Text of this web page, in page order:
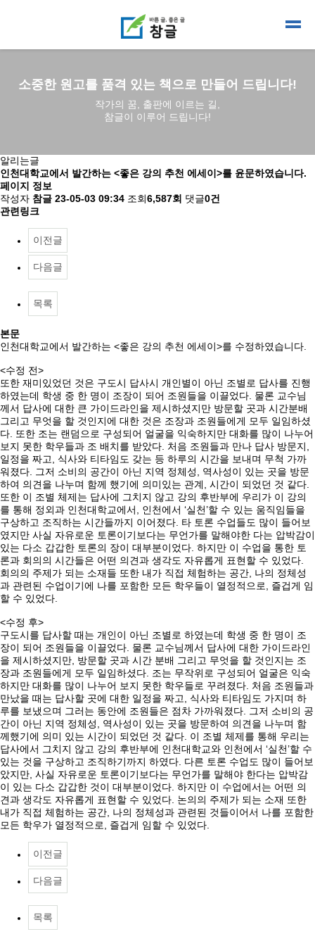
소중한 원고를 품격 있는 책으로 만들어 드립니다!
작가의 꿈, 출판에 이르는 길,
참글이 이루어 드립니다!
알리는글
인천대학교에서 발간하는 <좋은 강의 추천 에세이>를 윤문하였습니다.
페이지 정보
작성자 참글 23-05-03 09:34 조회6,587회 댓글0건
관련링크
이전글
다음글
목록
본문
인천대학교에서 발간하는 <좋은 강의 추천 에세이>를 수정하였습니다.
<수정 전>
또한 재미있었던 것은 구도시 답사시 개인별이 아닌 조별로 답사를 진행
하였는데 학생 중 한 명이 조장이 되어 조원들을 이끌었다. 물론 교수님
께서 답사에 대한 큰 가이드라인을 제시하셨지만 방문할 곳과 시간분배
그리고 무엇을 할 것인지에 대한 것은 조장과 조원들에게 모두 일임하셨
다. 또한 조는 랜덤으로 구성되어 얼굴을 익숙하지만 대화를 많이 나누어
보지 못한 학우들과 조 배치를 받았다. 처음 조원들과 만나 답사 방문지,
일정을 짜고, 식사와 티타임도 갖는 등 하루의 시간을 보내며 무척 가까
워졌다. 그저 소비의 공간이 아닌 지역 정체성, 역사성이 있는 곳을 방문
하여 의견을 나누며 함께 했기에 의미있는 관계, 시간이 되었던 것 같다.
또한 이 조별 체제는 답사에 그치지 않고 강의 후반부에 우리가 이 강의
를 통해 정외과 인천대학교에서, 인천에서 ‘실천’할 수 있는 움직임들을
구상하고 조직하는 시간들까지 이어졌다. 타 토론 수업들도 많이 들어보
였지만 사실 자유로운 토론이기보다는 무언가를 말해야한 다는 압박감이
있는 다소 갑갑한 토론의 장이 대부분이었다. 하지만 이 수업을 통한 토
론과 회의의 시간들은 어떤 의견과 생각도 자유롭게 표현할 수 있었다.
회의의 주제가 되는 소재들 또한 내가 직접 체험하는 공간, 나의 정체성
과 관련된 수업이기에 나를 포함한 모든 학우들이 열정적으로, 즐겁게 임
할 수 있었다.
<수정 후>
구도시를 답사할 때는 개인이 아닌 조별로 하였는데 학생 중 한 명이 조
장이 되어 조원들을 이끌었다. 물론 교수님께서 답사에 대한 가이드라인
을 제시하셨지만, 방문할 곳과 시간 분배 그리고 무엇을 할 것인지는 조
장과 조원들에게 모두 일임하셨다. 조는 무작위로 구성되어 얼굴은 익숙
하지만 대화를 많이 나누어 보지 못한 학우들로 꾸려졌다. 처음 조원들과
만났을 때는 답사할 곳에 대한 일정을 짜고, 식사와 티타임도 가지며 하
루를 보냈으며 그러는 동안에 조원들은 점차 가까워졌다. 그저 소비의 공
간이 아닌 지역 정체성, 역사성이 있는 곳을 방문하여 의견을 나누며 함
께했기에 의미 있는 시간이 되었던 것 같다. 이 조별 체제를 통해 우리는
답사에서 그치지 않고 강의 후반부에 인천대학교와 인천에서 ‘실천’할 수
있는 것을 구상하고 조직하기까지 하였다. 다른 토론 수업도 많이 들어보
았지만, 사실 자유로운 토론이기보다는 무언가를 말해야 한다는 압박감
이 있는 다소 갑갑한 것이 대부분이었다. 하지만 이 수업에서는 어떤 의
견과 생각도 자유롭게 표현할 수 있었다. 논의의 주제가 되는 소재 또한
내가 직접 체험하는 공간, 나의 정체성과 관련된 것들이어서 나를 포함한
모든 학우가 열정적으로, 즐겁게 임할 수 있었다.
이전글
다음글
목록